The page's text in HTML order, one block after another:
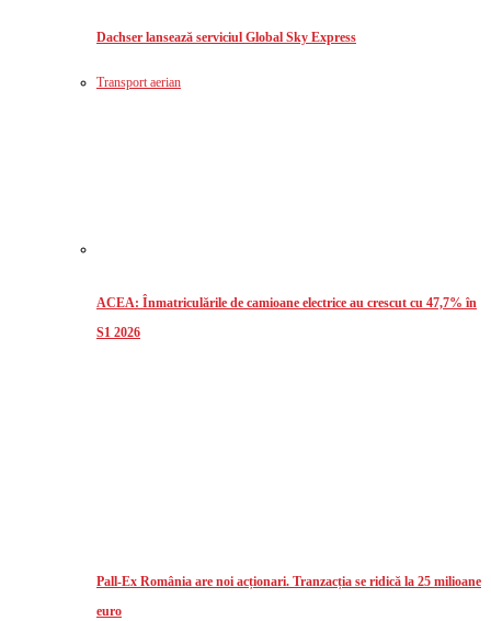
Dachser lansează serviciul Global Sky Express
Transport aerian
ACEA: Înmatriculările de camioane electrice au crescut cu 47,7% în
S1 2026
Pall-Ex România are noi acționari. Tranzacția se ridică la 25 milioane
euro